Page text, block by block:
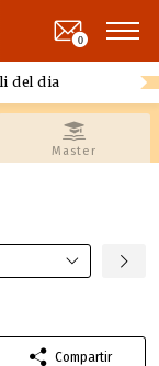
del dia
0
Master
Compartir